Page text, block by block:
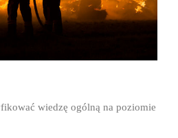
wiedzę ogólną na poziomie